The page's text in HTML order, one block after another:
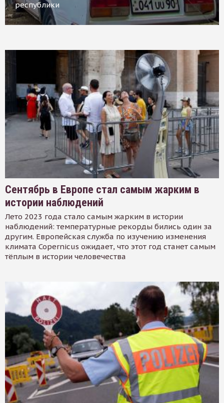
республики
Сентябрь в Европе стал самым жарким в
истории наблюдений
Лето 2023 года стало самым жарким в истории
наблюдений: температурные рекорды бились один за
другим. Европейская служба по изучению изменения
климата Copernicus ожидает, что этот год станет самым
тёплым в истории человечества